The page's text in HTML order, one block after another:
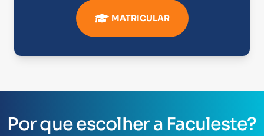
MATRICULAR
Por que escolher a Faculeste?